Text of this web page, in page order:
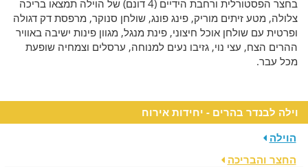
בחצר הפסטורלית ורחבת הידיים (4 דונם) של הוילה תמצאו בריכה
צלולה, מטע זיתים מוריק, פינג פונג, שולחן סנוקר, מרפסת דק דגולה
ופרטית עם שולחן אוכל חיצוני, פינת מנגל, מגוון פינות ישיבה באוויר
ההרים הצח, עצי נוי, גזיבו נעים למנוחה, ערסלים וצמחיה שופעת
מכל עבר.
וילה לבנדר בהרים - יחידות אירוח
הוילה
החצר והבריכה